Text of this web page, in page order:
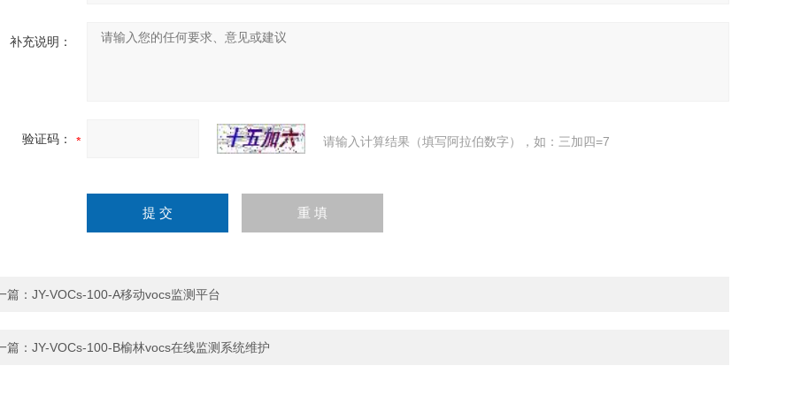
补充说明：
验证码： 请输入计算结果（填写阿拉伯数字），如：三加四=7
篇： JY-VOCs-100-A移动vocs监测平台
篇： JY-VOCs-100-B榆林vocs在线监测系统维护